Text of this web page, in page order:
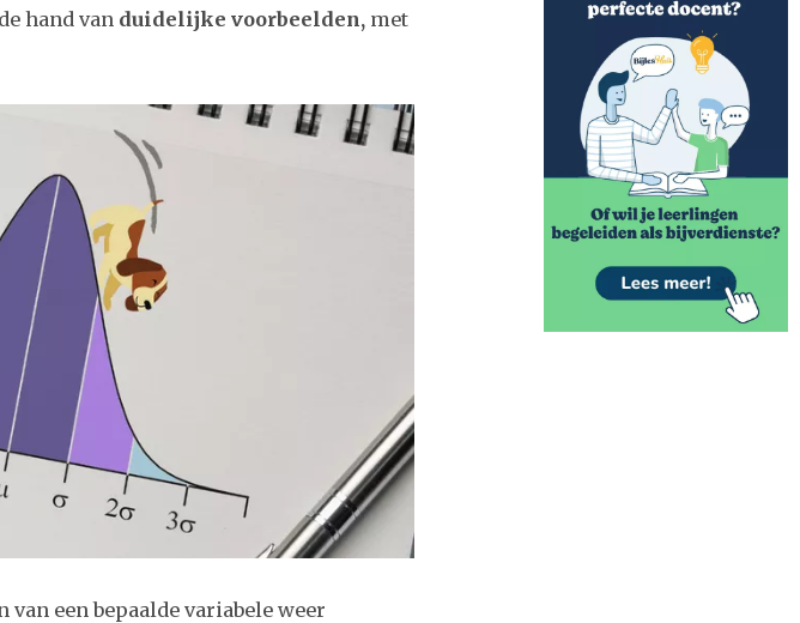
hand van duidelijke voorbeelden, met
een bepaalde variabele weer